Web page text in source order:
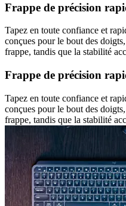
Frappe de précision
Tapez en toute confiance et
conçues pour le bout des
frappe, tandis que la stabilité
Frappe de précision
Tapez en toute confiance et
conçues pour le bout des
frappe, tandis que la stabilité